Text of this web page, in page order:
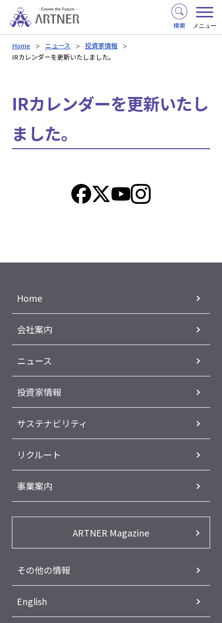
検索 メニュー
Home ニュース
投資家情報
IRカレンダーを更新いたしました。
IRカレンダーを更新いたし
ました。
Home
会社案内
ニュース
投資家情報
サステナビリティ
リクルート
事業案内
ARTNER Magazine
その他の情報
English